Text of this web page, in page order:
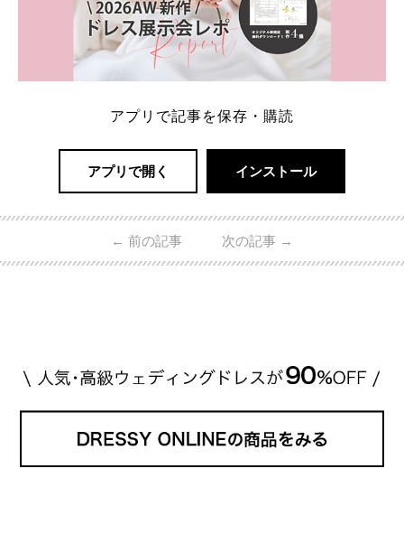
アプリで記事を保存・購読
アプリで開く インストール
← 前の記事 次の記事 →